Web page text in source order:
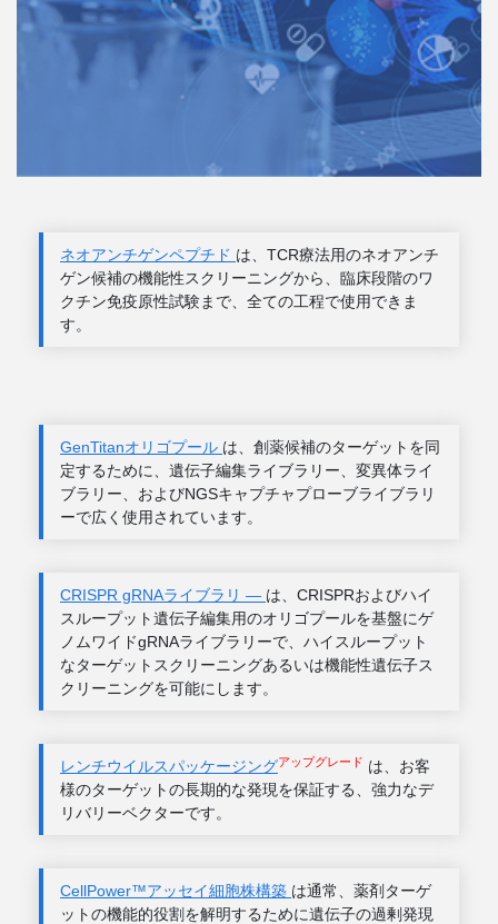
ネオアンチゲンペプチド は、TCR療法用のネオアンチ
ゲン候補の機能性スクリーニングから、臨床段階のワ
クチン免疫原性試験まで、全ての工程で使用できま
す。
GenTitanオリゴプール は、創薬候補のターゲットを同
定するために、遺伝子編集ライブラリー、変異体ライ
ブラリー、およびNGSキャプチャプローブライブラリ
ーで広く使用されています。
CRISPR gRNAライブラリ ― は、CRISPRおよびハイ
スループット遺伝子編集用のオリゴプールを基盤にゲ
ノムワイドgRNAライブラリーで、ハイスループット
なターゲットスクリーニングあるいは機能性遺伝子ス
クリーニングを可能にします。
レンチウイルスパッケージングアップグレード は、お客
様のターゲットの長期的な発現を保証する、強力なデ
リバリーベクターです。
CellPower™アッセイ細胞株構築 は通常、薬剤ターゲ
ットの機能的役割を解明するために遺伝子の過剰発現